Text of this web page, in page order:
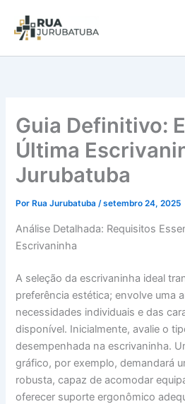
Guia Definitivo:
Última
Jurubatuba
Por Rua Jurubatuba/setembro 24, 2025
Análise Detalhada: Requisitos
Escrivaninha
A seleção da escrivaninha ideal
preferência estética; envolve uma
necessidades individuais e das
disponível. Inicialmente, avalie o
desempenhada na escrivaninha.
gráfico, por exemplo, demandará
robusta, capaz de acomodar
oferecer suporte ergonômico